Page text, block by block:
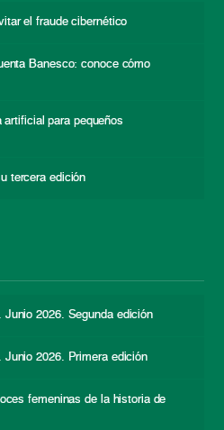
el fraude cibernético
Banesco: conoce cómo
para pequeños
tercera edición
2026. Segunda edición
Junio 2026. Primera edición
femeninas de la historia de